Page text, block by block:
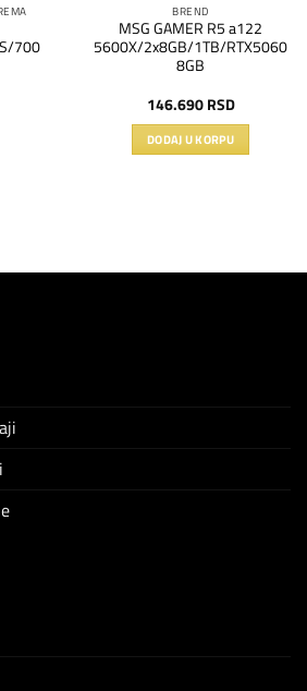
700
BREND
MSG GAMER R5 a122
5600X/2x8GB/1TB/RTX5060
8GB
146.690 RSD
DODAJ U KORPU